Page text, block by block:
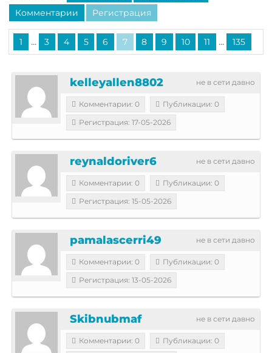
Комментарии
Регистрация
1 ... 3 4 5 6 7 8 9 10 11 ... 135
не в сети давно
kelleyallen8802
Комментарии: 0
Публикации: 0
Регистрация: 17-05-2026
не в сети давно
reynaldoriver6
Комментарии: 0
Публикации: 0
Регистрация: 15-05-2026
не в сети давно
pamalascerri49
Комментарии: 0
Публикации: 0
Регистрация: 13-05-2026
не в сети давно
Skibnubmaf
Комментарии: 0
Публикации: 0